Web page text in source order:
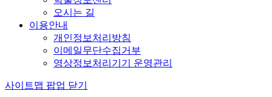
오시는 길
이용안내
개인정보처리방침
이메일무단수집거부
영상정보처리기기 운영관리
사이트맵 팝업 닫기